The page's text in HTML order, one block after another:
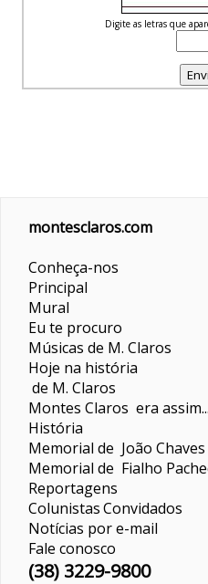
Digite as letras que
montesclaros.com
Conheça-nos
Principal
Mural
Eu te procuro
Músicas de M. Claros
Hoje na história
de M. Claros
Montes Claros era assim...
História
Memorial de João Chaves
Memorial de Fialho
Reportagens
ColunistasConvidados
Notícias por e-mail
Fale conosco
(38) 3229-9800